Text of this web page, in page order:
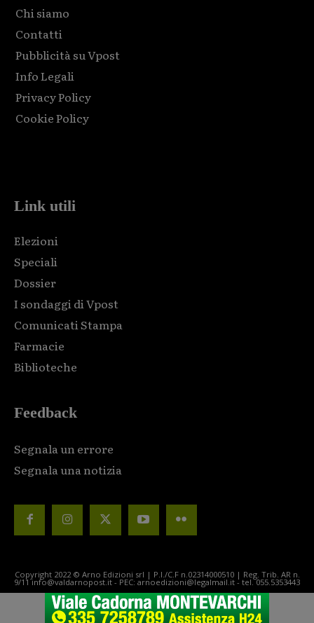
Chi siamo
Contatti
Pubblicità su Vpost
Info Legali
Privacy Policy
Cookie Policy
Link utili
Elezioni
Speciali
Dossier
I sondaggi di Vpost
Comunicati Stampa
Farmacie
Biblioteche
Feedback
Segnala un errore
Segnala una notizia
Copyright 2022 © Arno Edizioni srl | P.I./C.F n.02314000510 | Reg. Trib. AR n.
9/11 info@valdarnopost.it - PEC: arnoedizioni@legalmail.it - tel. 055.5353443